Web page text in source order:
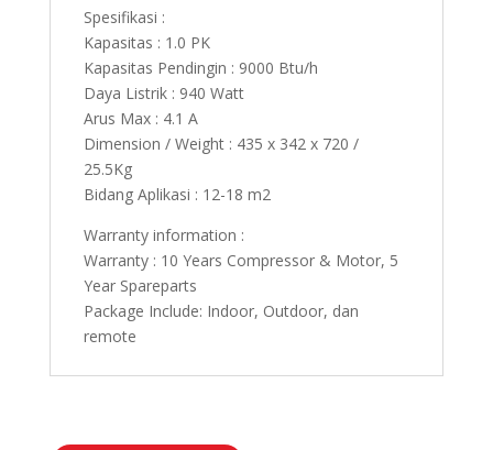
Spesifikasi :
Kapasitas : 1.0 PK
Kapasitas Pendingin : 9000 Btu/h
Daya Listrik : 940 Watt
Arus Max : 4.1 A
Dimension / Weight : 435 x 342 x 720 /
25.5Kg
Bidang Aplikasi : 12-18 m2
Warranty information :
Warranty : 10 Years Compressor & Motor, 5
Year Spareparts
Package Include: Indoor, Outdoor, dan
remote